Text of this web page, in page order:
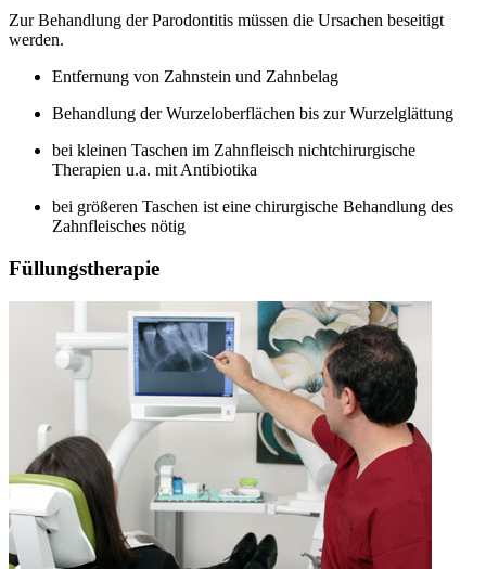
Zur Behandlung der Parodontitis müssen die Ursachen beseitigt
werden.
Entfernung von Zahnstein und Zahnbelag
Behandlung der Wurzeloberflächen bis zur Wurzelglättung
bei kleinen Taschen im Zahnfleisch nichtchirurgische
Therapien u.a. mit Antibiotika
bei größeren Taschen ist eine chirurgische Behandlung des
Zahnfleisches nötig
Füllungstherapie